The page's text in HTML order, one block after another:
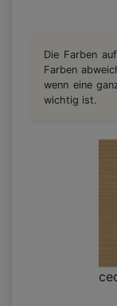
Die Farben
Farben
wenn eine
wichtig ist.